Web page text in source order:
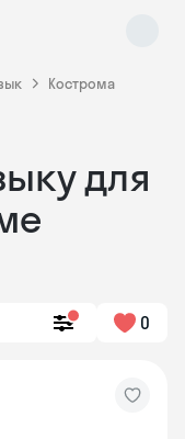
Кострома
для
0